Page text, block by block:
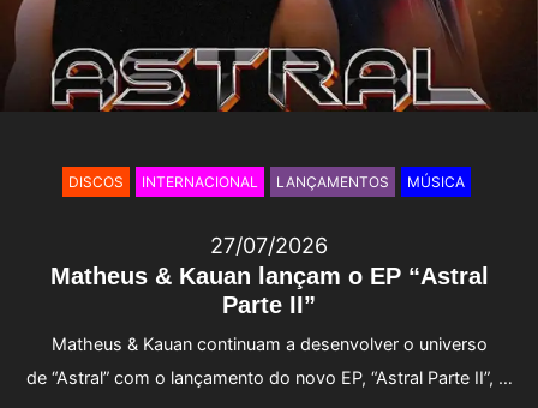
Matheus & Kauan lançam o EP “Astral
Parte II”
27/07/2026
Matheus & Kauan continuam a desenvolver o universo
de “Astral” com o lançamento do novo EP, “Astral Parte II”, …
DISCOS INTERNACIONAL LANÇAMENTOS MÚSICA